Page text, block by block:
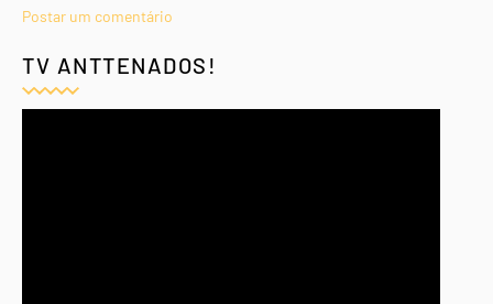
Postar um comentário
TV ANTTENADOS!